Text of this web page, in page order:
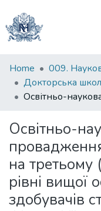
Communities
&
Collections
Statistics
Home
Освітньо-
провадження
на третьому
рівні вищої
здобувачів